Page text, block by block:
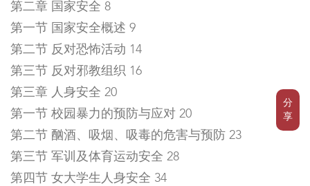
分
享
第二章 国家安全 8
第一节 国家安全概述 9
第二节 反对恐怖活动 14
第三节 反对邪教组织 16
第三章 人身安全 20
第一节 校园暴力的预防与应对 20
第二节 酗酒、吸烟、吸毒的危害与预防 23
第三节 军训及体育运动安全 28
第四节 女大学生人身安全 34